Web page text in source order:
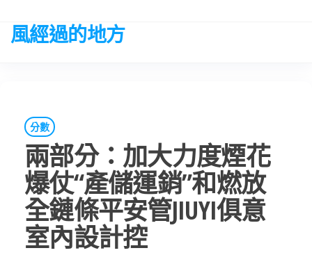
the
風經過的地方
分數
兩部分：加大力度煙花
爆仗“產儲運銷”和燃放
全鏈條平安管JIUYI俱意
室內設計控